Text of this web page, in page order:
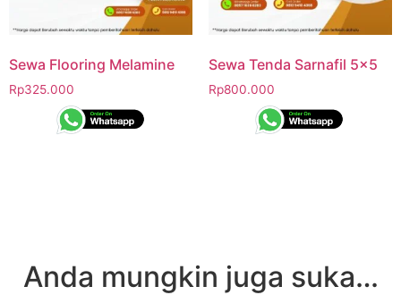
Sewa Flooring Melamine
Rp325.000
Sewa Tenda Sarnafil 5×5
Rp800.000
Anda mungkin juga suka…